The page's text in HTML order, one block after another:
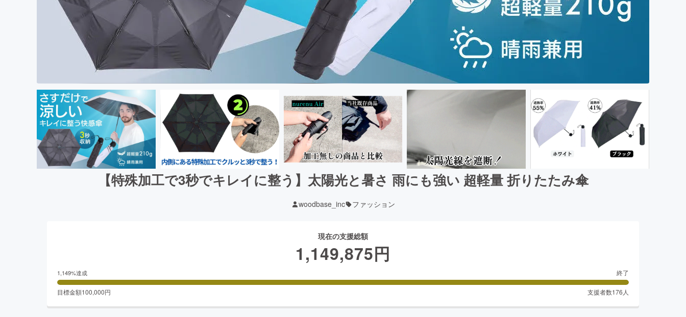
【特殊加工で3秒でキレイに整う】太陽光と暑さ 雨にも強い 超軽量 折りたたみ傘
woodbase_inc ファッション
現在の支援総額
1,149,875円
1,149%達成 終了
目標金額100,000円 支援者数176 人